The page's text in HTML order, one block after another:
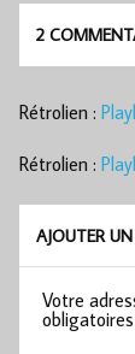
2
Rétrolien :
Rétrolien :
AJOUTER
Votre